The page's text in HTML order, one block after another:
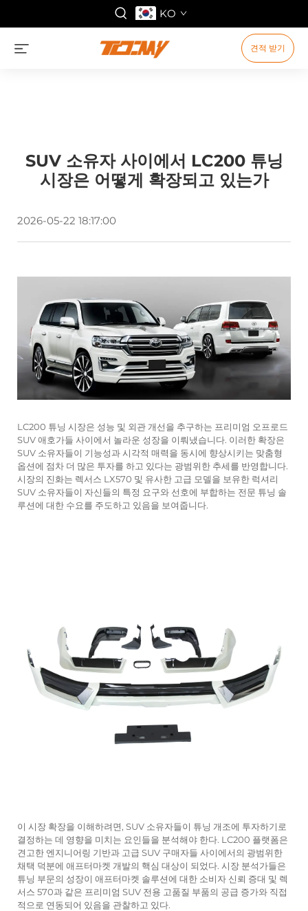
KO
견적 받기
SUV 소유자 사이에서 LC200 튜닝
시장은 어떻게 확장되고 있는가
2026-05-22 18:17:00
LC200 튜닝 시장은 성능 및 외관 개선을 추구하는 프리미엄 오프로드
SUV 애호가들 사이에서 놀라운 성장을 이뤄냈습니다. 이러한 확장은
SUV 소유자들이 기능성과 시각적 매력을 동시에 향상시키는 맞춤형
옵션에 점차 더 많은 투자를 하고 있다는 광범위한 추세를 반영합니다.
시장의 진화는 렉서스 LX570 및 유사한 고급 모델을 보유한 럭셔리
SUV 소유자들이 자신들의 특정 요구와 선호에 부합하는 전문 튜닝 솔
루션에 대한 수요를 주도하고 있음을 보여줍니다.
이 시장 확장을 이해하려면, SUV 소유자들이 튜닝 개조에 투자하기로
결정하는 데 영향을 미치는 요인들을 분석해야 한다. LC200 플랫폼은
견고한 엔지니어링 기반과 고급 SUV 구매자들 사이에서의 광범위한
채택 덕분에 애프터마켓 개발의 핵심 대상이 되었다. 시장 분석가들은
튜닝 부문의 성장이 애프터마켓 솔루션에 대한 소비자 신뢰 증대 및 렉
서스 570과 같은 프리미엄 SUV 전용 고품질 부품의 공급 증가와 직접
적으로 연동되어 있음을 관찰하고 있다.